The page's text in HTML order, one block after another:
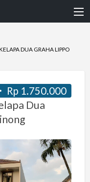
DUA GRAHA LIPPO
Rp 1.750.000
Dua